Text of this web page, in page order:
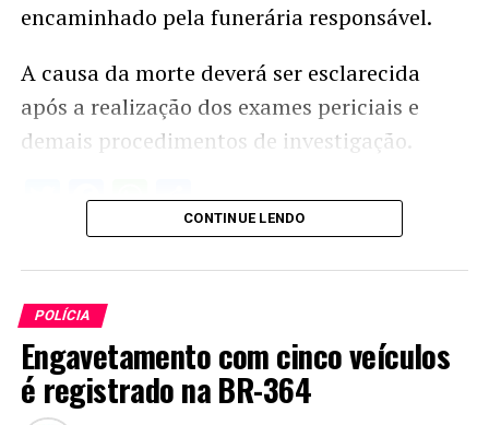
encaminhado pela funerária responsável.
A causa da morte deverá ser esclarecida
após a realização dos exames periciais e
demais procedimentos de investigação.
Twitter
Facebook
WhatsApp
Share
CONTINUE LENDO
POLÍCIA
Engavetamento com cinco veículos
é registrado na BR-364